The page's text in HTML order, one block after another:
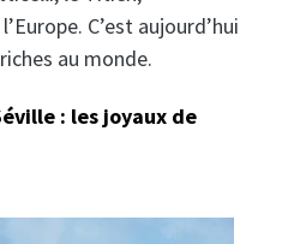
C’est aujourd’hui
au monde.
: les joyaux de